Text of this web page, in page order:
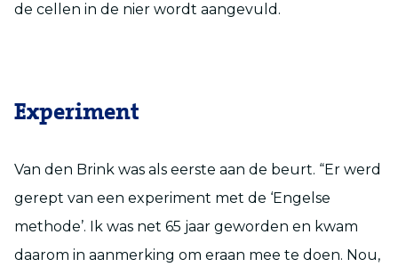
de cellen in de nier wordt aangevuld.
Experiment
Van den Brink was als eerste aan de beurt. “Er werd
gerept van een experiment met de ‘Engelse
methode’. Ik was net 65 jaar geworden en kwam
daarom in aanmerking om eraan mee te doen. Nou,